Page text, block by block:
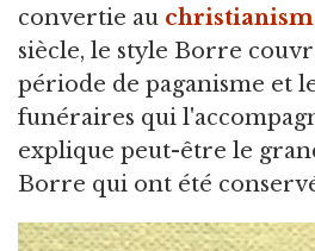
convertie au
siècle, le style Borre
période de paganisme et
funéraires qui
explique peut-être le
Borre qui ont été